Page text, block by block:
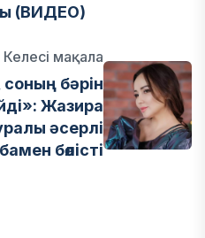
(ВИДЕО)
Келесі мақала
бәрін
Жазира
әсерлі
бөлісті